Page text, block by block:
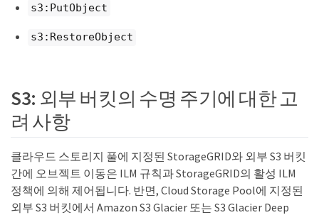
s3:PutObject
s3:RestoreObject
S3: 외부 버킷의 수명 주기에 대한 고
려 사항
클라우드 스토리지 풀에 지정된 StorageGRID와 외부 S3 버킷
간에 오브젝트 이동은 ILM 규칙과 StorageGRID의 활성 ILM
정책에 의해 제어됩니다. 반면, Cloud Storage Pool에 지정된
외부 S3 버킷에서 Amazon S3 Glacier 또는 S3 Glacier Deep